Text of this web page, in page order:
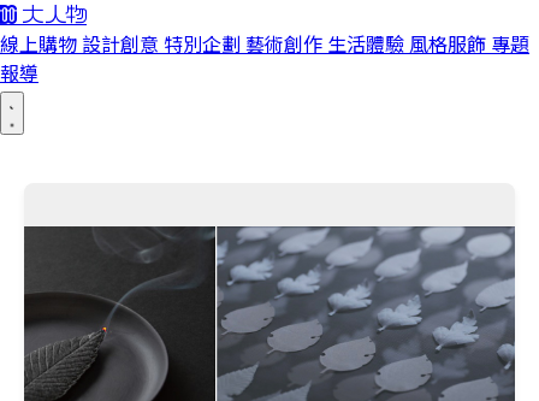
線上購物 設計創意 特別企劃 藝術創作 生活體驗 風格服飾 專題
報導